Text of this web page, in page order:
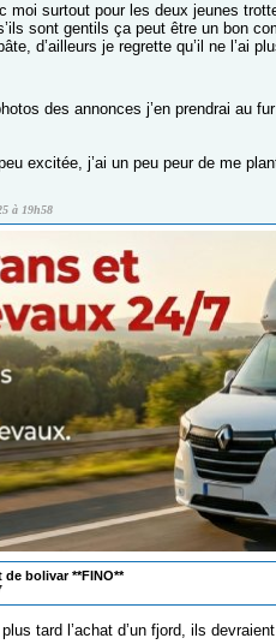
moi surtout pour les deux jeunes
sont gentils ça peut être un bon
d’ailleurs je regrette qu’il ne l’ai
des annonces j’en prendrai au
excitée, j’ai un peu peur de me
à 19h58
de bolivar **FINO**
tard l’achat d’un fjord, ils